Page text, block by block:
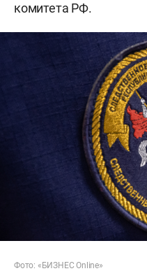
комитета РФ.
Фото: «БИЗНЕС Online»